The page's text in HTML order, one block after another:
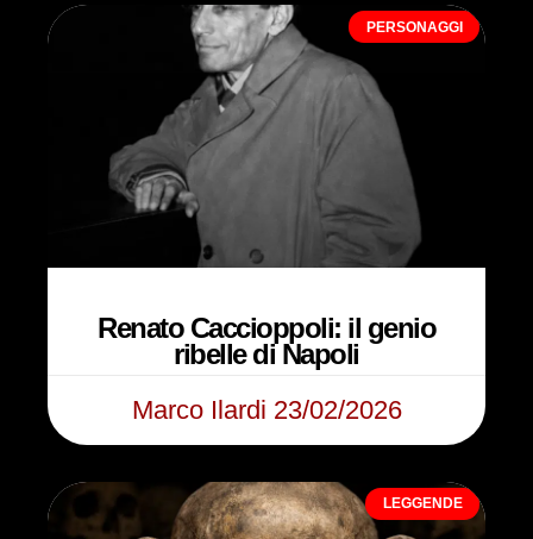
PERSONAGGI
Renato Caccioppoli: il genio
ribelle di Napoli
Marco Ilardi 23/02/2026
LEGGENDE